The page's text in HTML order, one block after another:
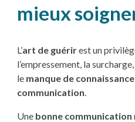
mieux
L’art de guérirest un
l’empressement, la
le manque de
communication.
Une bonne communication